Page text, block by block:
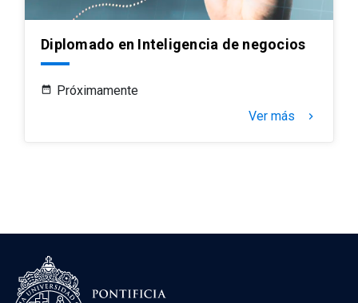
Diplomado en Inteligencia de negocios
Próximamente
Ver más
keyboard_arrow_right